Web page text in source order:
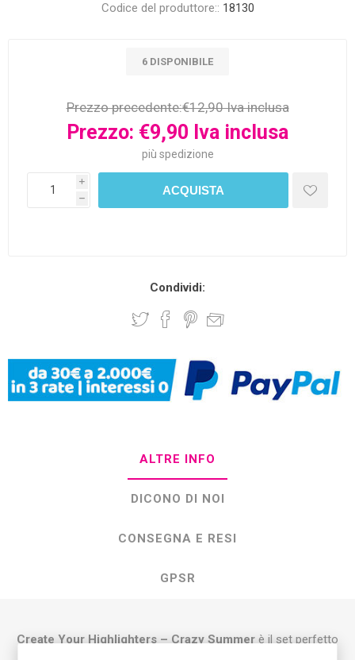
Codice del produttore:: 18130
6 DISPONIBILE
Prezzo precedente:€12,90 Iva inclusa
Prezzo: €9,90 Iva inclusa
più spedizione
i
h
Condividi:
ALTRE INFO
DICONO DI NOI
CONSEGNA E RESI
GPSR
Create Your Highlighters – Crazy Summer è il set perfetto